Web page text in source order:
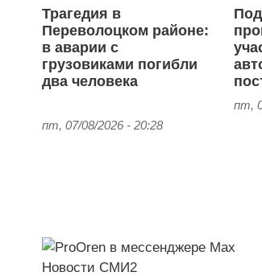
Трагедия в
Переволоцком районе:
в аварии с
грузовиками погибли
два человека
пт, 07/08/2026 - 20:28
пт,
Новости СМИ2